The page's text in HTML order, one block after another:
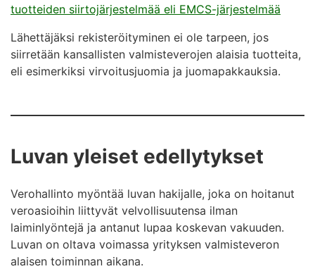
tuotteiden siirtojärjestelmää eli EMCS-järjestelmää
Lähettäjäksi rekisteröityminen ei ole tarpeen, jos
siirretään kansallisten valmisteverojen alaisia tuotteita,
eli esimerkiksi virvoitusjuomia ja juomapakkauksia.
Luvan yleiset edellytykset
Verohallinto myöntää luvan hakijalle, joka on hoitanut
veroasioihin liittyvät velvollisuutensa ilman
laiminlyöntejä ja antanut lupaa koskevan vakuuden.
Luvan on oltava voimassa yrityksen valmisteveron
alaisen toiminnan aikana.